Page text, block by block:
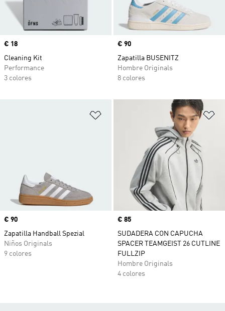
Precio
€ 18
Cleaning Kit
Performance
3 colores
Precio
€ 90
Zapatilla BUSENITZ
Hombre Originals
8 colores
Añadir a la lista de deseos
Precio
€ 90
Zapatilla Handball Spezial
Niños Originals
9 colores
Precio
€ 85
SUDADERA CON CAPUCHA
SPACER TEAMGEIST 26 CUTLINE
FULLZIP
Hombre Originals
4 colores